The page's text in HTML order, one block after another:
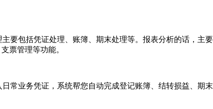
包括凭证处理、账簿、期末处理等。报表分析的话，主
票管理等功能。
业务凭证，系统帮您自动完成登记账簿、结转损益、期